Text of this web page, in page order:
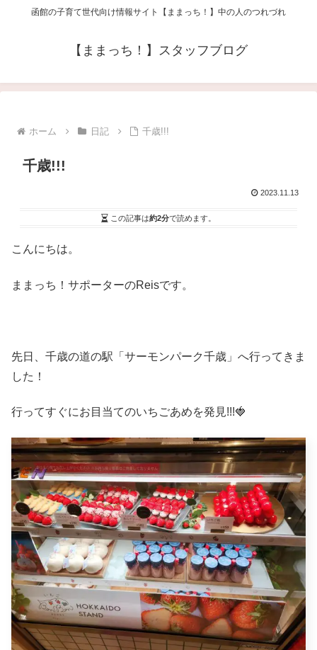
函館の子育て世代向け情報サイト【ままっち！】中の人のつれづれ
【ままっち！】スタッフブログ
ホーム 日記 千歳!!!
千歳!!!
2023.11.13
この記事は約2分で読めます。
こんにちは。
ままっち！サポーターのReisです。
先日、千歳の道の駅「サーモンパーク千歳」へ行ってきま
した！
行ってすぐにお目当てのいちごあめを発見!!!🍓